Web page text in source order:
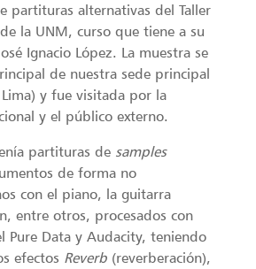
partituras alternativas del Taller
la UNM, curso que tiene a su
Ignacio López. La muestra se
de nuestra sede principal
y fue visitada por la
y el público externo.
partituras de samples
de forma no
con el piano, la guitarra
entre otros, procesados con
Pure Data y Audacity, teniendo
efectos Reverb (reverberación),